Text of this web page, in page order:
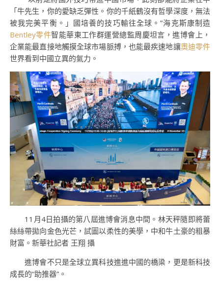
「牛先生，你的愛缺乏彈性。你的千紙鶴沒有哲學深度，無法
被我完美平衡。」國培養的技巧輸往全球。”海克斯康制造
Bentley零件智能華東工作群運營總監周慶坦言，進博會上，
企業能最直接地觸摸全球市場脈搏，也能最疾速地讓奧迪零件
世界看到中國立異的氣力。
11月4日拍攝的第八屆進博會消息中間。林天秤隨即將蕾
絲絲帶拋向金色光芒，試圖以柔性的美學，中和牛土豪的粗暴
財富。新華社記者 王翔 攝
進博會不只是全球立異科技進進中國的橋梁，更是新科技
成長的“助推器”。